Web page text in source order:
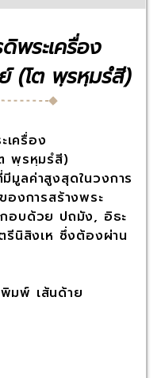
พระเครื่อง
(โต พฺรหฺมรํสี)
เครื่อง
พฺรหฺมรํสี)
มูลค่าสูงสุดในวงการ
งการสร้างพระ
อบด้วย ปถมัง, อิธะ
นิสิงเห ซึ่งต้องผ่าน
มพ์ เส้นด้าย